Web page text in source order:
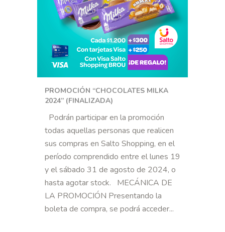
PROMOCIÓN “CHOCOLATES MILKA
2024” (FINALIZADA)
Podrán participar en la promoción
todas aquellas personas que realicen
sus compras en Salto Shopping, en el
período comprendido entre el lunes 19
y el sábado 31 de agosto de 2024, o
hasta agotar stock. MECÁNICA DE
LA PROMOCIÓN Presentando la
boleta de compra, se podrá acceder...